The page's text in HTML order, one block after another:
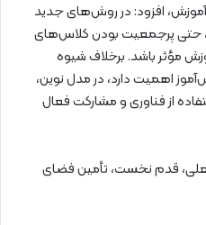
آموزش، افزود: در روش‌های جدید
حتی پرجمعیت بودن کلاس‌های
مؤثر باشد. برخلاف شیوه
اهمیت دارد، در مدل نوین،
از فناوری و مشارکت فعال
قدم نخست، تأمین فضای